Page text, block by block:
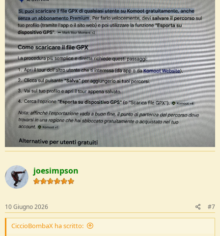
probabilmente hanno i radiatori che perdono
joesimpson
10 Giugno 2026 #7
CiccioBombaX ha scritto: